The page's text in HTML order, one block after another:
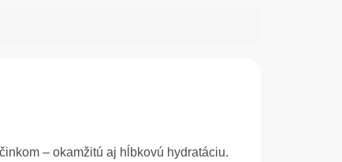
– okamžitú aj hĺbkovú hydratáciu.